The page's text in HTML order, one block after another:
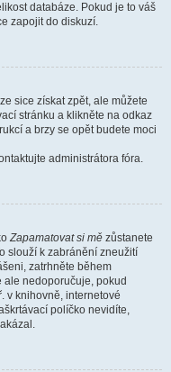
databáze. Pokud je to váš
zapojit do diskuzí.
sice získat zpět, ale můžete
stránku a klikněte na odkaz
a brzy se opět budete moci
administrátora fóra.
Zapamatovat si mě zůstanete
slouží k zabránění zneužití
zatrhněte během
ale nedoporučuje, pokud
v knihovně, internetové
políčko nevidíte,